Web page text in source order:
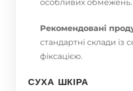
особливих обмежень.
Рекомендовані
стандартні склади із
фіксацією.
СУХА ШКІРА